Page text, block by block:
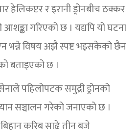
हेलिकप्टर र इरानी ड्रोनबीच ठक्कर
गरिएको छ । यद्यपि यो घटना
भन्ने विषय अझै स्पष्ट भइसकेको छैन
बताइएको छ ।
पहिलोपटक समुद्री ड्रोनको
सञ्चालन गरेको जनाएको छ ।
करिब साढे तीन बजे